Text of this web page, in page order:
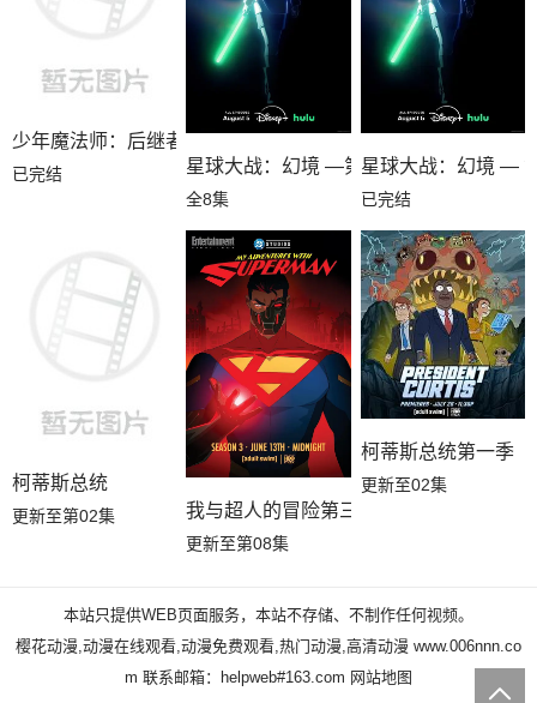
少年魔法师：后继者第三季
已完结 星球大战：幻境 —第九个绝地武士
全8集
星球大战：幻境 —
已完结
柯蒂斯总统
更新至第02集 我与超人的冒险第三季
更新至第08集
柯蒂斯总统第一季
更新至02集
本站只提供WEB页面服务，本站不存储、不制作任何视频。
樱花动漫,动漫在线观看,动漫免费观看,热门动漫,高清动漫 www.006nnn.co
m 联系邮箱：helpweb#163.com 网站地图